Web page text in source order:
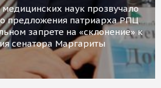
наук прозвучало
предложения патриарха РПЦ
запрете на «склонение» к
сенатора Маргариты